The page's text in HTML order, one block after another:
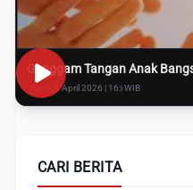
Genggam Tangan Anak
Rabu, 8 April 2026 | 16:i WIB
CARI BERITA